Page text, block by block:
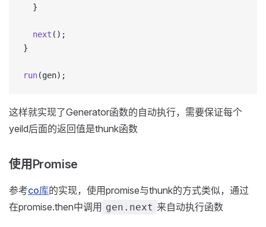
  }
  next
();
}
run(gen);
这样就实现了Generator函数的自动执行，需要保证每个
yeild后面的返回值是thunk函数
使用Promise
参考co库的实现，使用promise与thunk的方式类似，通过
在promise.then中调用 gen.next 来自动执行函数